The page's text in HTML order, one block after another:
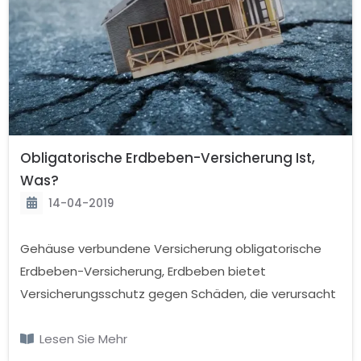
Obligatorische Erdbeben-Versicherung Ist,
Was?
14-04-2019
Gehäuse verbundene Versicherung obligatorische
Erdbeben-Versicherung, Erdbeben bietet
Versicherungsschutz gegen Schäden, die verursacht
obligatorisch natural disaster-Versicherungs-und
Lesen Sie Mehr